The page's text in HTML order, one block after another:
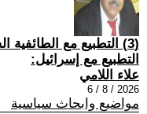
(3) التطبيع مع
التطبيع مع إسرائيل:
علاء اللامي
2026 / 8 / 6
مواضيع وابحاث سياسية